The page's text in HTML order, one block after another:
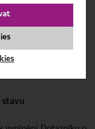
jakéhokoli volného
celé kurzovné, popř.
stavu